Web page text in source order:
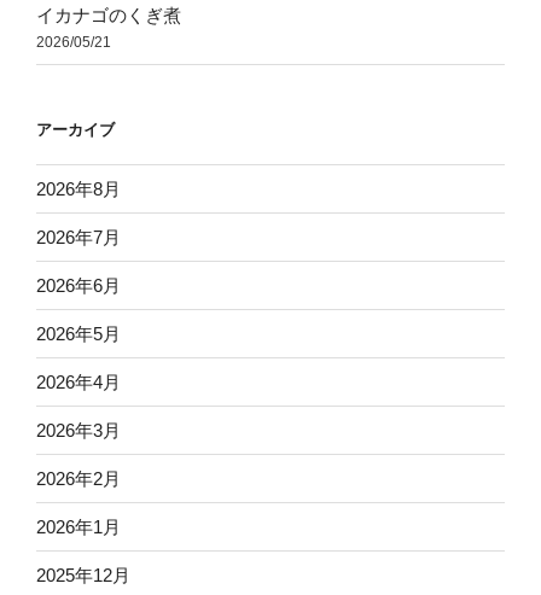
イカナゴのくぎ煮
2026/05/21
アーカイブ
2026年8月
2026年7月
2026年6月
2026年5月
2026年4月
2026年3月
2026年2月
2026年1月
2025年12月